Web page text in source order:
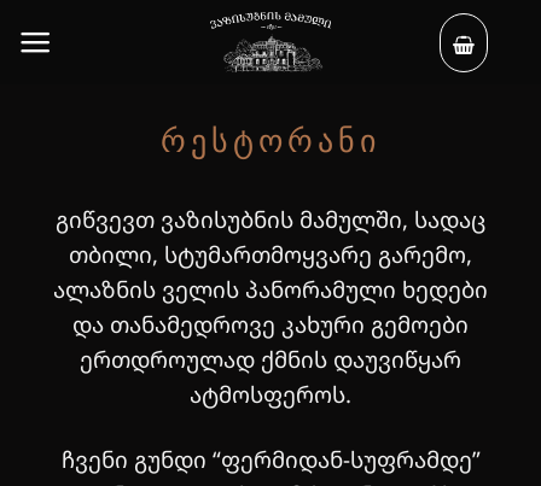
ᲠᲔᲡᲢᲝᲠᲐᲜᲘ
გიწვევთ ვაზისუბნის მამულში, სადაც
თბილი, სტუმართმოყვარე გარემო,
ალაზნის ველის პანორამული ხედები
და თანამედროვე კახური გემოები
ერთდროულად ქმნის დაუვიწყარ
ატმოსფეროს.
ჩვენი გუნდი “ფერმიდან-სუფრამდე”